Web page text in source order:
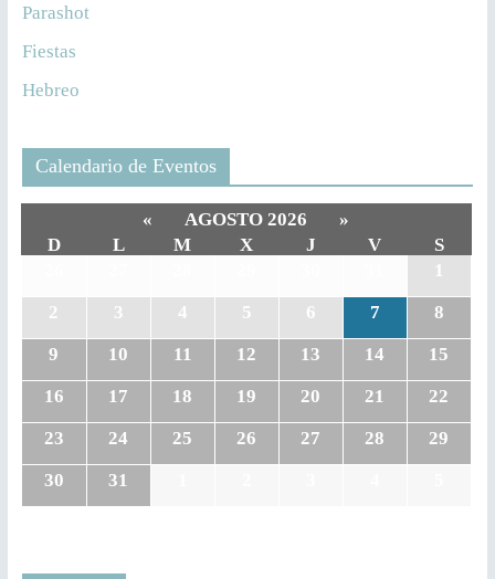
Parashot
Fiestas
Hebreo
Calendario de Eventos
« AGOSTO 2026
»
D
L M X J V
S
1
2
3 4 5 6 7
8
9
10 11 12 13 14
15
16
17 18 19 20 21
22
23
24 25 26 27 28
29
30
31